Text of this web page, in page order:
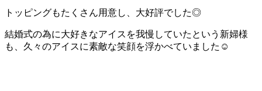
トッピングもたくさん用意し、大好評でした◎
結婚式の為に大好きなアイスを我慢していたという新婦様
も、久々のアイスに素敵な笑顔を浮かべていました☺